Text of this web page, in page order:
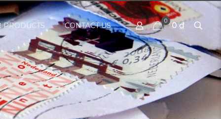
PRODUCTS CONTACT US
0 0 ₫